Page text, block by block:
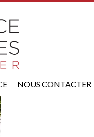
NOUS CONTACTER